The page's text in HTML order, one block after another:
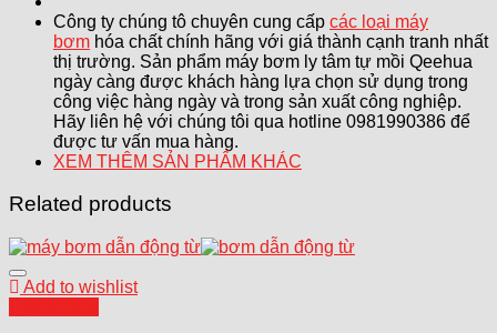
Công ty chúng tô chuyên cung cấp các loại máy
bơm hóa chất chính hãng với giá thành cạnh tranh nhất
thị trường. Sản phẩm máy bơm ly tâm tự mồi Qeehua
ngày càng được khách hàng lựa chọn sử dụng trong
công việc hàng ngày và trong sản xuất công nghiệp.
Hãy liên hệ với chúng tôi qua hotline 0981990386 để
được tư vấn mua hàng.
XEM THÊM SẢN PHẨM KHÁC
Related products
Add to wishlist